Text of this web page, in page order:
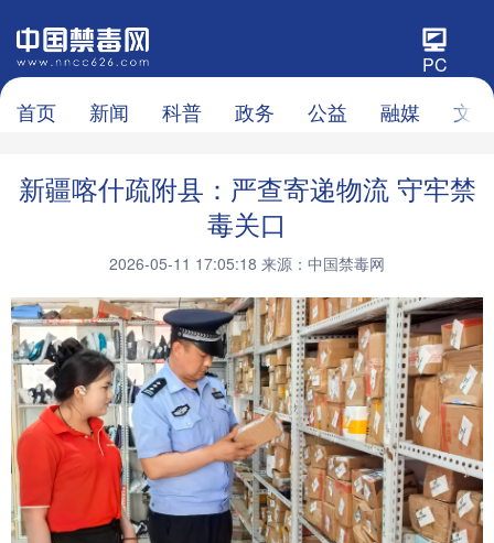
PC
首页 新闻 科普 政务 公益 融媒 文化
新疆喀什疏附县：严查寄递物流 守牢禁
毒关口
2026-05-11 17:05:18 来源：中国禁毒网